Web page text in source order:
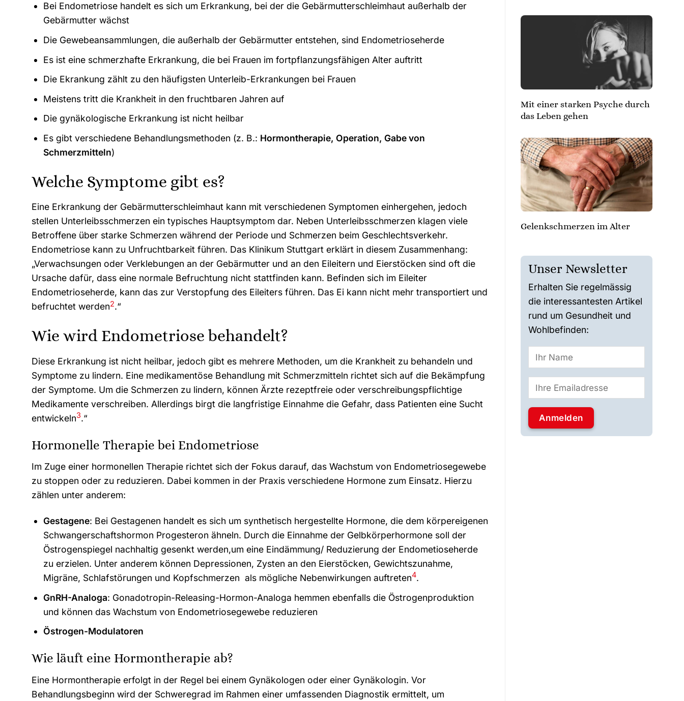
Bei Endometriose handelt es sich um Erkrankung, bei der die Gebärmutterschleimhaut außerhalb der
Gebärmutter wächst
Die Gewebeansammlungen, die außerhalb der Gebärmutter entstehen, sind Endometrioseherde
Es ist eine schmerzhafte Erkrankung, die bei Frauen im fortpflanzungsfähigen Alter auftritt
Die Ekrankung zählt zu den häufigsten Unterleib-Erkrankungen bei Frauen
Meistens tritt die Krankheit in den fruchtbaren Jahren auf
Die gynäkologische Erkrankung ist nicht heilbar
Es gibt verschiedene Behandlungsmethoden (z. B.: Hormontherapie, Operation, Gabe von
Schmerzmitteln)
Welche Symptome gibt es?
Eine Erkrankung der Gebärmutterschleimhaut kann mit verschiedenen Symptomen einhergehen, jedoch
stellen Unterleibsschmerzen ein typisches Hauptsymptom dar. Neben Unterleibsschmerzen klagen viele
Betroffene über starke Schmerzen während der Periode und Schmerzen beim Geschlechtsverkehr.
Endometriose kann zu Unfruchtbarkeit führen. Das Klinikum Stuttgart erklärt in diesem Zusammenhang:
„Verwachsungen oder Verklebungen an der Gebärmutter und an den Eileitern und Eierstöcken sind oft die
Ursache dafür, dass eine normale Befruchtung nicht stattfinden kann. Befinden sich im Eileiter
Endometrioseherde, kann das zur Verstopfung des Eileiters führen. Das Ei kann nicht mehr transportiert und
befruchtet werden2.“
Wie wird Endometriose behandelt?
Diese Erkrankung ist nicht heilbar, jedoch gibt es mehrere Methoden, um die Krankheit zu behandeln und
Symptome zu lindern. Eine medikamentöse Behandlung mit Schmerzmitteln richtet sich auf die Bekämpfung
der Symptome. Um die Schmerzen zu lindern, können Ärzte rezeptfreie oder verschreibungspflichtige
Medikamente verschreiben. Allerdings birgt die langfristige Einnahme die Gefahr, dass Patienten eine Sucht
entwickeln3.“
Hormonelle Therapie bei Endometriose
Im Zuge einer hormonellen Therapie richtet sich der Fokus darauf, das Wachstum von Endometriosegewebe
zu stoppen oder zu reduzieren. Dabei kommen in der Praxis verschiedene Hormone zum Einsatz. Hierzu
zählen unter anderem:
Gestagene: Bei Gestagenen handelt es sich um synthetisch hergestellte Hormone, die dem körpereigenen
Schwangerschaftshormon Progesteron ähneln. Durch die Einnahme der Gelbkörperhormone soll der
Östrogenspiegel nachhaltig gesenkt werden,um eine Eindämmung/ Reduzierung der Endometioseherde
zu erzielen. Unter anderem können Depressionen, Zysten an den Eierstöcken, Gewichtszunahme,
Migräne, Schlafstörungen und Kopfschmerzen als mögliche Nebenwirkungen auftreten4.
GnRH-Analoga: Gonadotropin-Releasing-Hormon-Analoga hemmen ebenfalls die Östrogenproduktion
und können das Wachstum von Endometriosegewebe reduzieren
Östrogen-Modulatoren
Wie läuft eine Hormontherapie ab?
Eine Hormontherapie erfolgt in der Regel bei einem Gynäkologen oder einer Gynäkologin. Vor
Behandlungsbeginn wird der Schweregrad im Rahmen einer umfassenden Diagnostik ermittelt, um
Mit einer starken Psyche durch
das Leben gehen
Gelenkschmerzen im Alter
Unser Newsletter
Erhalten Sie regelmässig
die interessantesten Artikel
rund um Gesundheit und
Wohlbefinden: